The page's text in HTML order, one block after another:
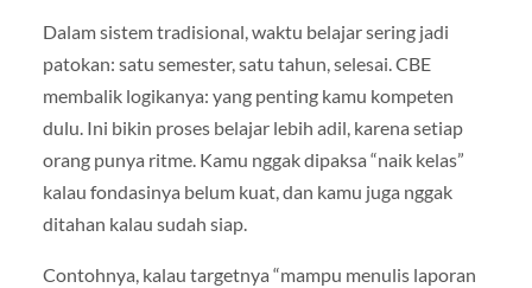
Dalam sistem tradisional, waktu belajar sering jadi
patokan: satu semester, satu tahun, selesai. CBE
membalik logikanya: yang penting kamu kompeten
dulu. Ini bikin proses belajar lebih adil, karena setiap
orang punya ritme. Kamu nggak dipaksa “naik kelas”
kalau fondasinya belum kuat, dan kamu juga nggak
ditahan kalau sudah siap.
Contohnya, kalau targetnya “mampu menulis laporan